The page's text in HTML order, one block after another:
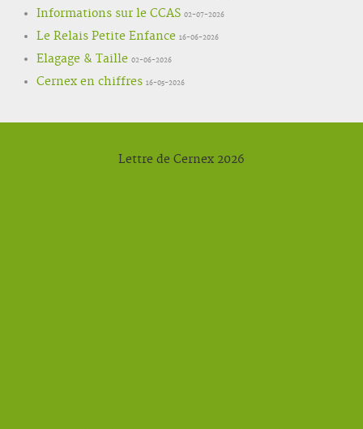
Informations sur le CCAS 02-07-2026
Le Relais Petite Enfance 16-06-2026
Elagage & Taille 02-06-2026
Cernex en chiffres 16-05-2026
Lettre de Cernex 2026